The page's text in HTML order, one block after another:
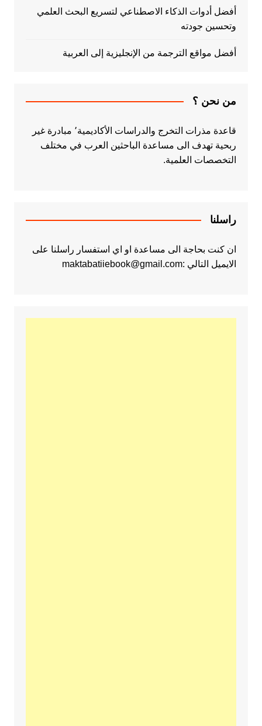
أفضل أدوات الذكاء الاصطناعي لتسريع البحث العلمي
وتحسين جودته
أفضل مواقع الترجمة من الإنجليزية إلى العربية
من نحن ؟
قاعدة مذرات التخرج والدراسات الأكاديمية٬ مبادرة غير
ربحية تهدف الى مساعدة الباحثين العرب في مختلف
التخصصات العلمية.
راسلنا
ان كنت بحاجة الى مساعدة او اي استفسار راسلنا على
الايميل التالي :maktabatiiebook@gmail.com